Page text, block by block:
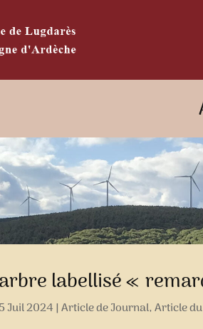
labellisé «
Juil 2024|Article de Journal,Article